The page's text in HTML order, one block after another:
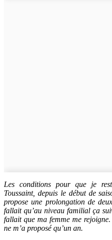
Les conditions pour que je
Toussaint, depuis le début de
propose une prolongation de
fallait qu’au niveau familial ça
fallait que ma femme me
ne m’a proposé qu’un an.